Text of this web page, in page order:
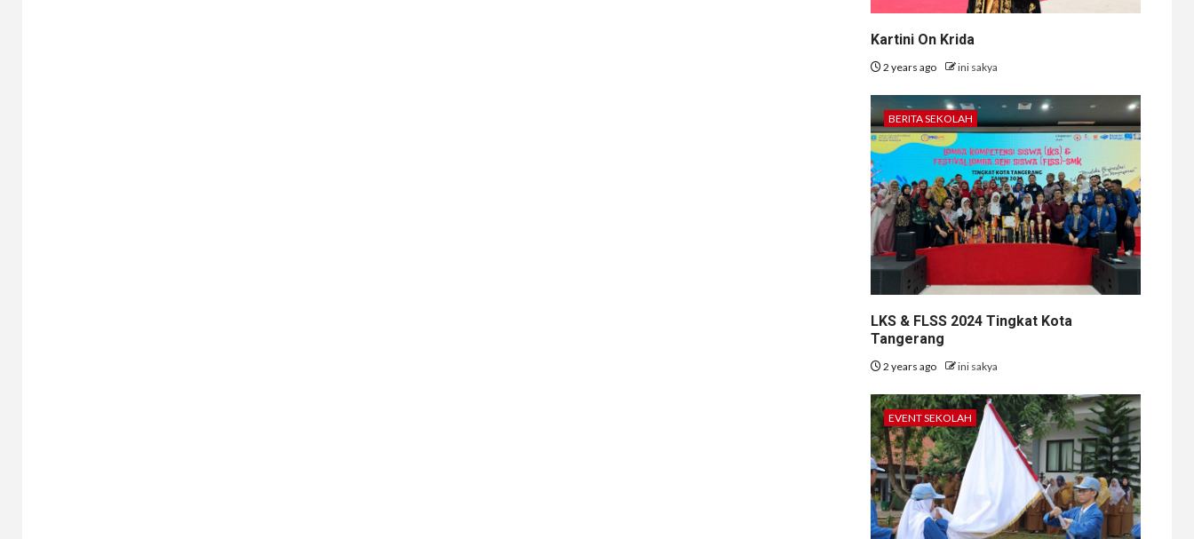
Kartini On Krida
2 years ago ini sakya
BERITA SEKOLAH
LKS & FLSS 2024 Tingkat Kota
Tangerang
2 years ago ini sakya
EVENT SEKOLAH